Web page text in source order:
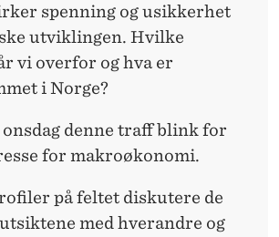
spenning og usikkerhet
utviklingen. Hvilke
vi overfor og hva er
i Norge?
denne traff blink for
for makroøkonomi.
på feltet diskutere de
med hverandre og